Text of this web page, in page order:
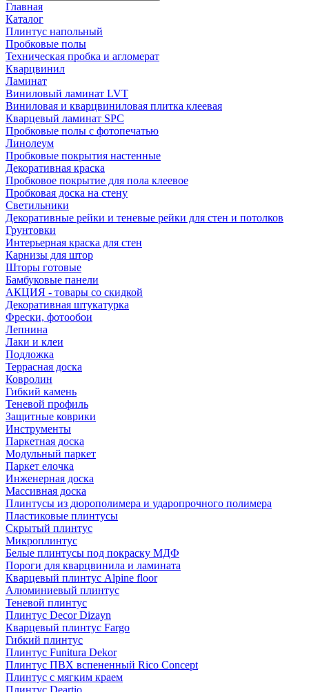
Главная
Каталог
Плинтус напольный
Пробковые полы
Техническая пробка и агломерат
Кварцвинил
Ламинат
Виниловый ламинат LVT
Виниловая и кварцвиниловая плитка клеевая
Кварцевый ламинат SPC
Пробковые полы с фотопечатью
Линолеум
Пробковые покрытия настенные
Декоративная краска
Пробковое покрытие для пола клеевое
Пробковая доска на стену
Светильники
Декоративные рейки и теневые рейки для стен и потолков
Грунтовки
Интерьерная краска для стен
Карнизы для штор
Шторы готовые
Бамбуковые панели
АКЦИЯ - товары со скидкой
Декоративная штукатурка
Фрески, фотообои
Лепнина
Лаки и клеи
Подложка
Террасная доска
Ковролин
Гибкий камень
Теневой профиль
Защитные коврики
Инструменты
Паркетная доска
Модульный паркет
Паркет елочка
Инженерная доска
Массивная доска
Плинтусы из дюрополимера и ударопрочного полимера
Пластиковые плинтусы
Скрытый плинтус
Микроплинтус
Белые плинтусы под покраску МДФ
Пороги для кварцвинила и ламината
Кварцевый плинтус Alpine floor
Алюминиевый плинтус
Теневой плинтус
Плинтус Decor Dizayn
Кварцевый плинтус Fargo
Гибкий плинтус
Плинтус Funitura Dekor
Плинтус ПВХ вспененный Rico Concept
Плинтус с мягким краем
Плинтус Deartio